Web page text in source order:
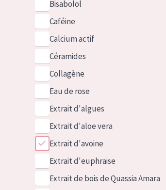
Bisabolol
Caféine
Calcium actif
Céramides
Collagène
Eau de rose
Extrait d'algues
Extrait d'aloe vera
Extrait d'avoine
Extrait d'euphraise
Extrait de bois de Quassia Amara